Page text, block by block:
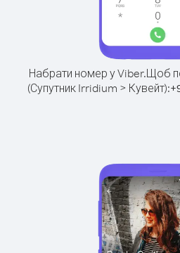
Набрати номер у Viber.Щоб
(Супутник Irridium > Кувейт):+